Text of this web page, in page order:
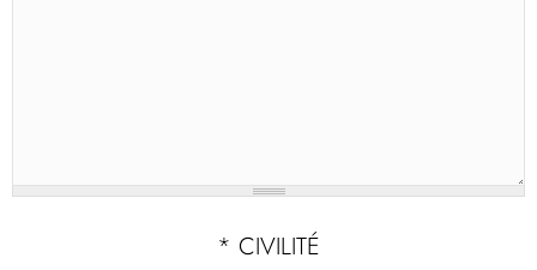
* CIVILITÉ